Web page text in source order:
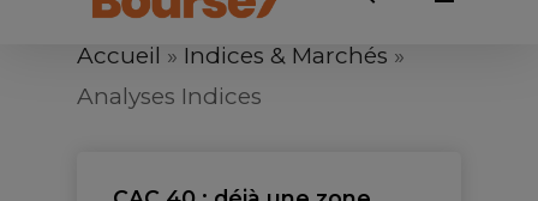
Accueil » Indices & Marchés »
Analyses Indices